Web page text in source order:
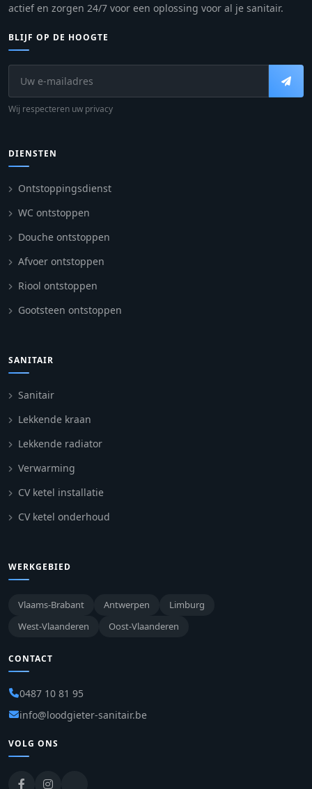
actief en zorgen 24/7 voor een oplossing voor al je sanitair.
BLIJF OP DE HOOGTE
Wij respecteren uw privacy
DIENSTEN
Ontstoppingsdienst
WC ontstoppen
Douche ontstoppen
Afvoer ontstoppen
Riool ontstoppen
Gootsteen ontstoppen
SANITAIR
Sanitair
Lekkende kraan
Lekkende radiator
Verwarming
CV ketel installatie
CV ketel onderhoud
WERKGEBIED
Vlaams-Brabant Antwerpen
Limburg
West-Vlaanderen
Oost-Vlaanderen
CONTACT
0487 10 81 95
info@loodgieter-sanitair.be
VOLG ONS